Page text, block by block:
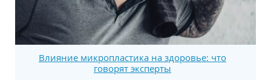
Влияние микропластика на здоровье: что
говорят эксперты